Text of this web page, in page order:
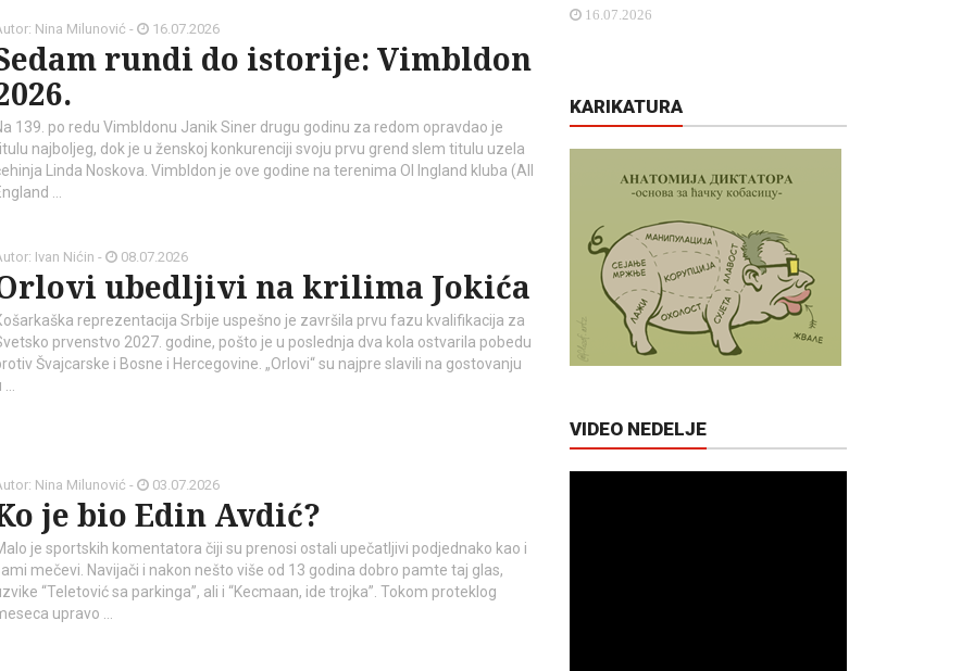
Nina Milunović - 16.07.2026
rundi do istorije: Vimbldon
139. po redu Vimbldonu Janik Siner drugu godinu za redom opravdao je
najboljeg, dok je u ženskoj konkurenciji svoju prvu grend slem titulu uzela
Linda Noskova. Vimbldon je ove godine na terenima Ol Ingland kluba (All
…
Ivan Nićin - 08.07.2026
ubedljivi na krilima Jokića
reprezentacija Srbije uspešno je završila prvu fazu kvalifikacija za
prvenstvo 2027. godine, pošto je u poslednja dva kola ostvarila pobedu
Švajcarske i Bosne i Hercegovine. „Orlovi“ su najpre slavili na gostovanju
Nina Milunović - 03.07.2026
je bio Edin Avdić?
je sportskih komentatora čiji su prenosi ostali upečatljivi podjednako kao i
mečevi. Navijači i nakon nešto više od 13 godina dobro pamte taj glas,
“Teletović sa parkinga”, ali i “Kecmaan, ide trojka”. Tokom proteklog
upravo …
16.07.2026
KARIKATURA
VIDEO NEDELJE